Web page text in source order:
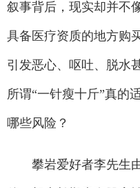
叙事背后，现实却并不
具备医疗资质的地方购
引发恶心、呕吐、脱水
所谓“一针瘦十斤”真的
哪些风险？
攀岩爱好者李先生由